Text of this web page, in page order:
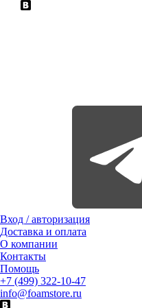
Вход / авторизация
Доставка и оплата
О компании
Контакты
Помощь
+7 (499) 322-10-47
info@foamstore.ru